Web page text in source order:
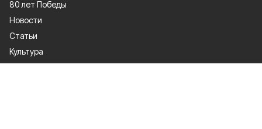
80 лет Победы
Новости
Статьи
Культура